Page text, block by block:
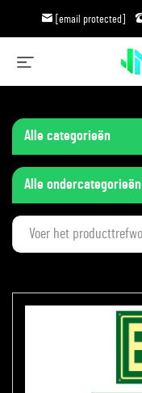
[email protected]
Alle categorieën
Alle ondercategorieën